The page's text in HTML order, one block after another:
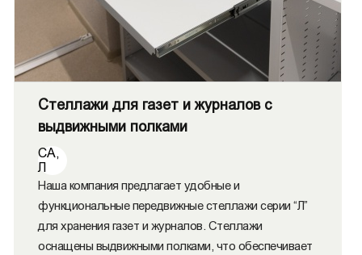
Стеллажи для газет и журналов с
выдвижными полками
СА,
Л
Наша компания предлагает удобные и
функциональные передвижные стеллажи серии “Л”
для хранения газет и журналов. Стеллажи
оснащены выдвижными полками, что обеспечивает